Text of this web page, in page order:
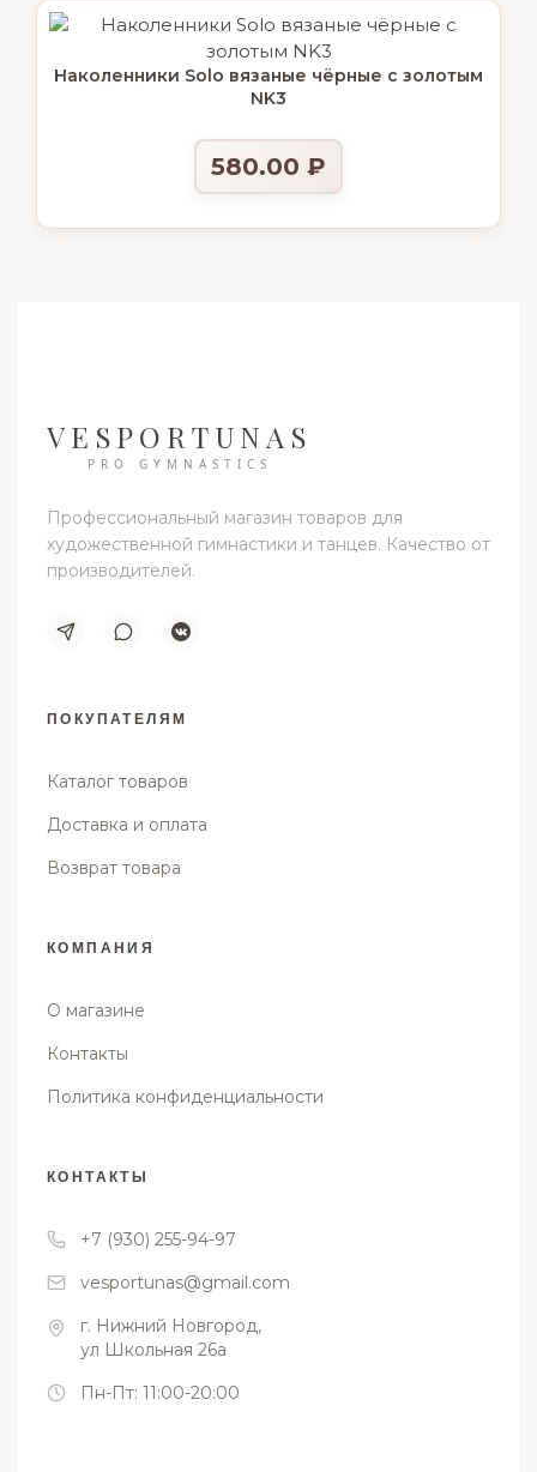
Наколенники Solo вязаные чёрные с золотым
NK3
580.00 ₽
VESPORTUNAS
PRO GYMNASTICS
Профессиональный магазин товаров для
художественной гимнастики и танцев. Качество от
производителей.
ПОКУПАТЕЛЯМ
Каталог товаров
Доставка и оплата
Возврат товара
КОМПАНИЯ
О магазине
Контакты
Политика конфиденциальности
КОНТАКТЫ
+7 (930) 255-94-97
vesportunas@gmail.com
г. Нижний Новгород,
ул Школьная 26а
Пн-Пт: 11:00-20:00